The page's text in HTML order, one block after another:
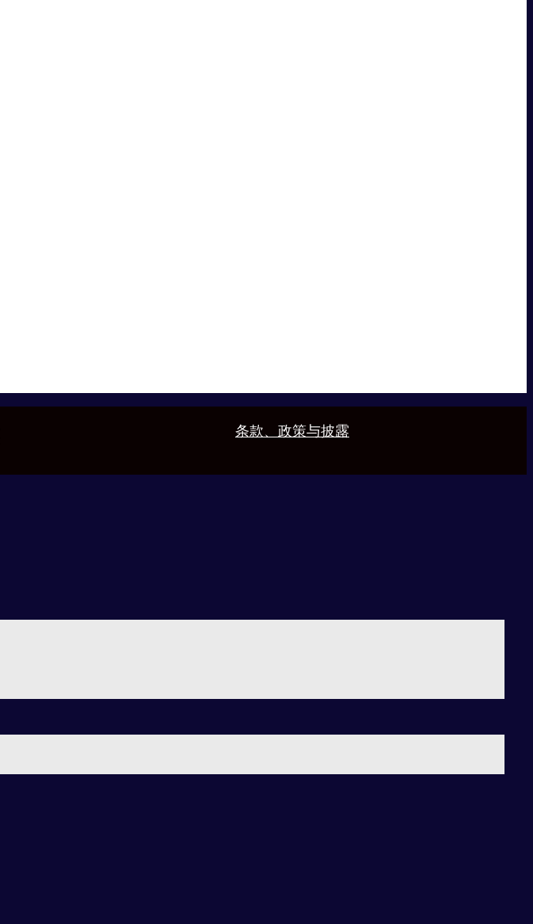
条款、政策与披露